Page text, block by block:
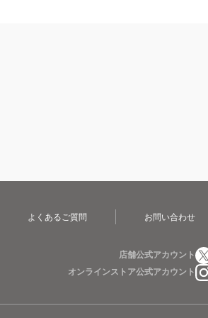
よくあるご質問 お問い合わせ
店舗公式アカウント
オンラインストア公式アカウント